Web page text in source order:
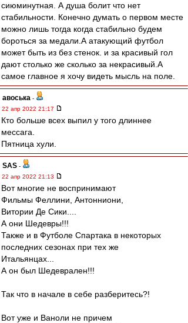
сиюминутная. А душа болит что нет
стабильности. Конечно думать о первом месте
можно лишь тогда когда стабильно будем
бороться за медали.А атакующий футбол
может быть из без стенок. и за красивый гол
дают столько же сколько за некрасивый.А
самое главное я хочу видеть мысль на поле.
авоська -
22 апр 2022 21:17
Кто больше всех выпил у того длиннее
мессага.
Пятница хули.
SAS -
22 апр 2022 21:13
Вот многие не воспринимают
Фильмы Феллини, Антонниони,
Витории Де Сики....
А они Шедевры!!!
Также и в Футболе Спартака в некоторых
последних сезонах при тех же
Итальянцах...
А он был Шедеврален!!!
Так что в начале в себе разберитесь?!
Вот уже и Ваноли не причем